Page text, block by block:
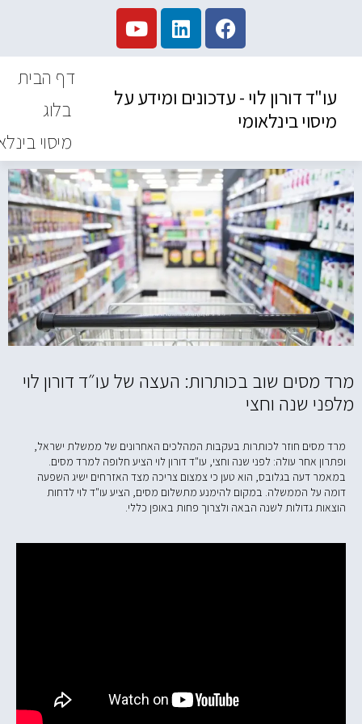
עו"ד דורון לוי - עדכונים ומידע על
מיסוי בינלאומי
דף הבית
בלוג
מיסוי
מרד מסים שוב בכותרות: העצה של עו״ד דורון לוי
מלפני שנה וחצי
מרד מסים חוזר לכותרות בעקבות המהלכים האחרונים של ממשלת ישראל,
ופתרון אחר עולה: לפני שנה וחצי, עו"ד דורון לוי הציע חלופה למרד מסים.
במאמר דעה בגלובס, הוא טען כי צמצום צריכה מצד האזרחים ישיג השפעה
דומה על הממשלה. במקום להימנע מתשלום מסים, הציע עו"ד לוי לדחות
הוצאות גדולות לשנה הבאה ולצרוך פחות באופן כללי.